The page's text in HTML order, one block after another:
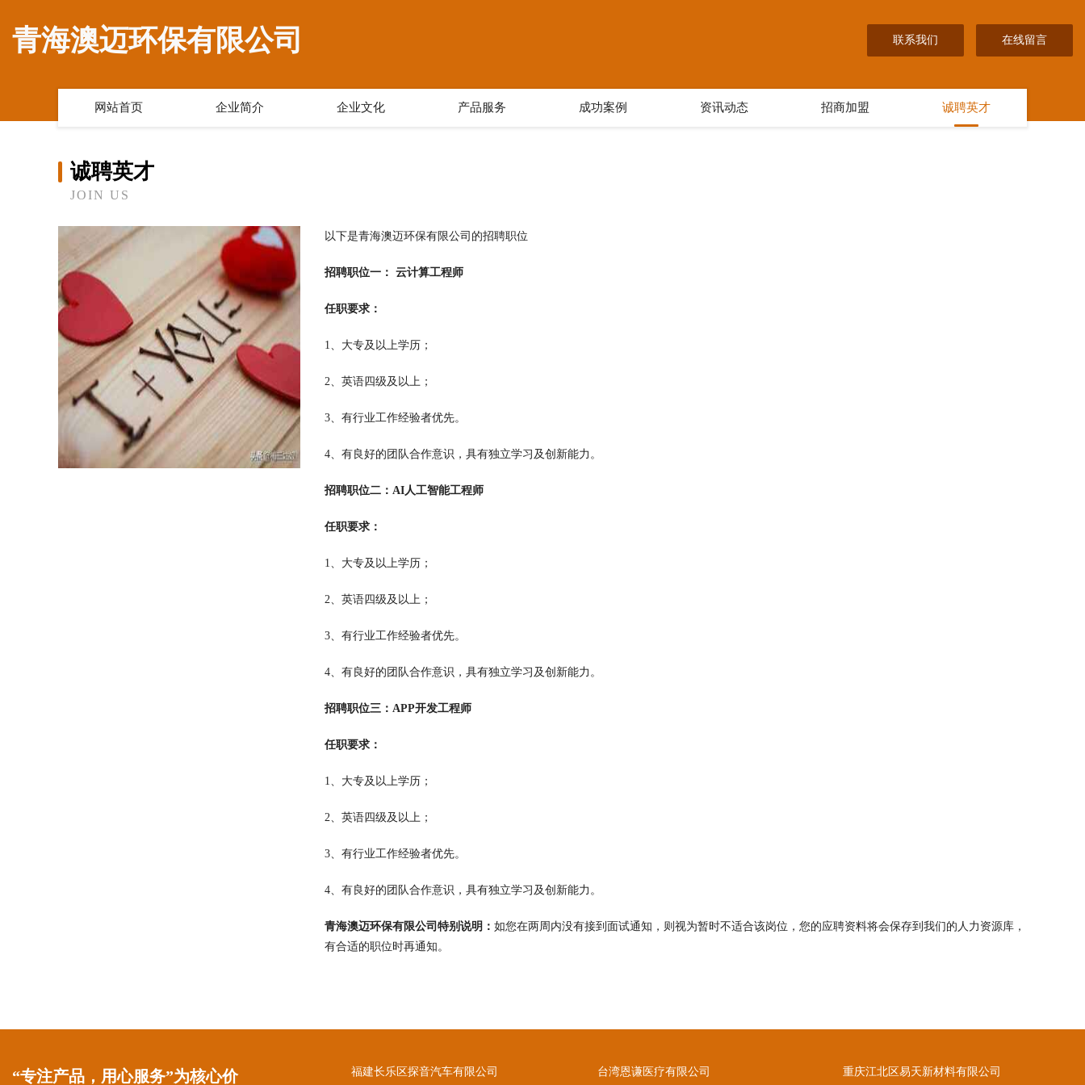
青海澳迈环保有限公司 联系我们 在线留言
网站首页 企业简介 企业文化 产品服务 成功案例 资讯动态 招商加盟 诚聘英才
诚聘英才
JOIN US
以下是青海澳迈环保有限公司的招聘职位
招聘职位一： 云计算工程师
任职要求：
1、大专及以上学历；
2、英语四级及以上；
3、有行业工作经验者优先。
4、有良好的团队合作意识，具有独立学习及创新能力。
招聘职位二：AI人工智能工程师
任职要求：
1、大专及以上学历；
2、英语四级及以上；
3、有行业工作经验者优先。
4、有良好的团队合作意识，具有独立学习及创新能力。
招聘职位三：APP开发工程师
任职要求：
1、大专及以上学历；
2、英语四级及以上；
3、有行业工作经验者优先。
4、有良好的团队合作意识，具有独立学习及创新能力。
青海澳迈环保有限公司特别说明： 如您在两周内没有接到面试通知，则视为暂时不适合该岗位，您的应聘资料将会保存到我们的人力资源库，
有合适的职位时再通知。
“专注产品，用心服务”为核心价 福建长乐区探音汽车有限公司 台湾恩谦医疗有限公司 重庆江北区易天新材料有限公司